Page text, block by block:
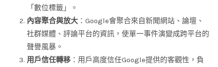
「數位標籤」。
內容聚合與放大 ：Google會聚合來自新聞網站、論壇、
社群媒體、評論平台的資訊，使單一事件演變成跨平台的
聲譽風暴。
用戶信任轉移 ：用戶高度信任Google提供的客觀性，負